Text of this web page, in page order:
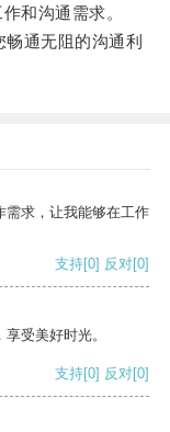
和沟通需求。
通无阻的沟通利
需求，让我能够在工作
支持[0] 反对[0]
受美好时光。
支持[0] 反对[0]